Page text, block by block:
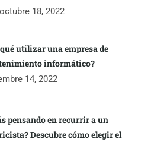
octubre 18, 2022
utilizar una empresa de
informático?
14, 2022
pensando en recurrir a un
Descubre cómo elegir el